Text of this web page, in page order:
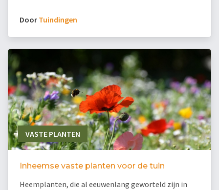
Door Tuindingen
VASTE PLANTEN
Inheemse vaste planten voor de tuin
Heemplanten, die al eeuwenlang geworteld zijn in